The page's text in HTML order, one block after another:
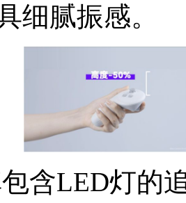
细腻振感。
含LED灯的